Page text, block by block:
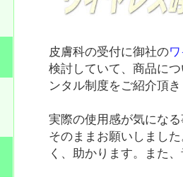
皮膚科の受付に御社の
検討していて、商品に
ンタル制度をご紹介頂
実際の使用感が気にな
そのままお願いしまし
く、助かります。また